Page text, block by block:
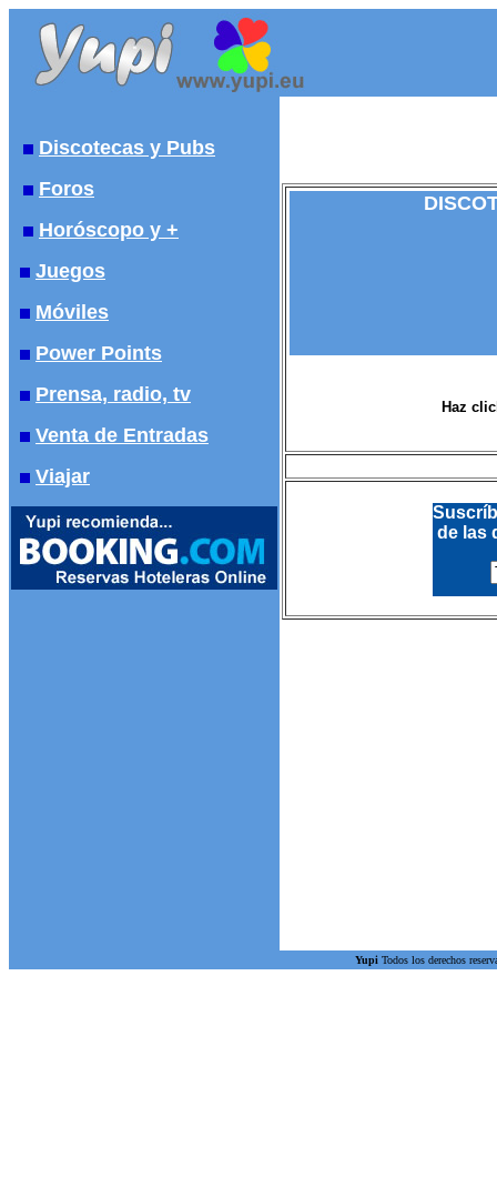
Discotecas y Pubs
Foros
Horóscopo y +
Juegos
Móviles
Power Points
Prensa, radio, tv
Venta de Entradas
Viajar
Haz
de las
Yupi Todos los derechos